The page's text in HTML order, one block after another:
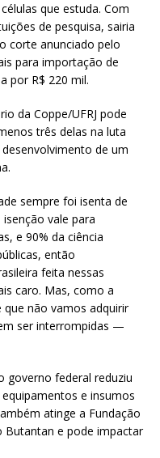
que estuda. Com
de pesquisa, sairia
corte anunciado pelo
para importação de
por R$ 220 mil.
da Coppe/UFRJ pode
três delas na luta
de um
sempre foi isenta de
vale para
e 90% da ciência
então
feita nessas
caro. Mas, como a
não vamos adquirir
ser interrompidas —
governo federal reduziu
e insumos
atinge a Fundação
Butantan e pode impactar